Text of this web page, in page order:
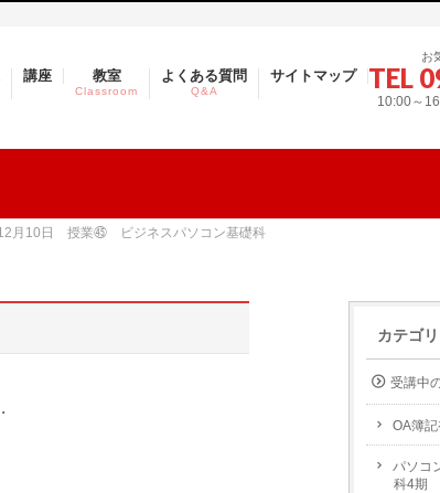
お
TEL
10:00～
講座 教室
Classroom
よくある質問
Q&A
サイトマップ
月10日 授業㊺ ビジネスパソコン基礎科
カテゴ
受講中
OA簿
パソコ
科4期